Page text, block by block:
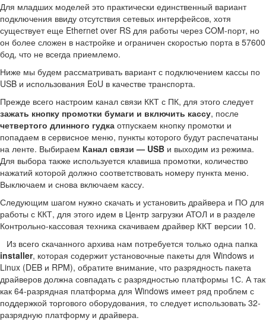
Для младших моделей это практически единственный вариант
подключения ввиду отсутствия сетевых интерфейсов, хотя
существует еще Ethernet over RS для работы через COM-порт, но
он более сложен в настройке и ограничен скоростью порта в 57600
бод, что не всегда приемлемо.
Ниже мы будем рассматривать вариант с подключением кассы по
USB и использования EoU в качестве транспорта.
Прежде всего настроим канал связи ККТ с ПК, для этого следует
зажать кнопку промотки бумаги и включить кассу, после
четвертого длинного гудка отпускаем кнопку промотки и
попадаем в сервисное меню, пункты которого будут распечатаны
на ленте. Выбираем Канал связи — USB и выходим из режима.
Для выбора также используется клавиша промотки, количество
нажатий которой должно соответствовать номеру пункта меню.
Выключаем и снова включаем кассу.
Следующим шагом нужно скачать и установить драйвера и ПО для
работы с ККТ, для этого идем в Центр загрузки АТОЛ и в разделе
Контрольно-кассовая техника скачиваем драйвер ККТ версии 10.
Из всего скачанного архива нам потребуется только одна папка
installer, которая содержит установочные пакеты для Windows и
Linux (DEB и RPM), обратите внимание, что разрядность пакета
драйверов должна совпадать с разрядностью платформы 1С. А так
как 64-разрядная платформа для Windows имеет ряд проблем с
поддержкой торгового оборудования, то следует использовать 32-
разрядную платформу и драйвера.